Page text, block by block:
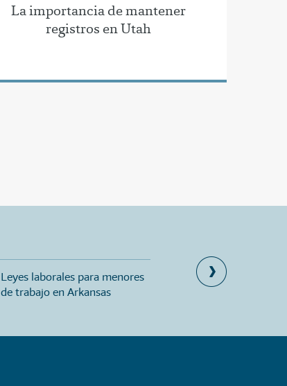
La importancia de mantener
registros en Utah
laborales para menores
trabajo en Arkansas
Part 8 of 8: Leyes
jurado en Arkansas